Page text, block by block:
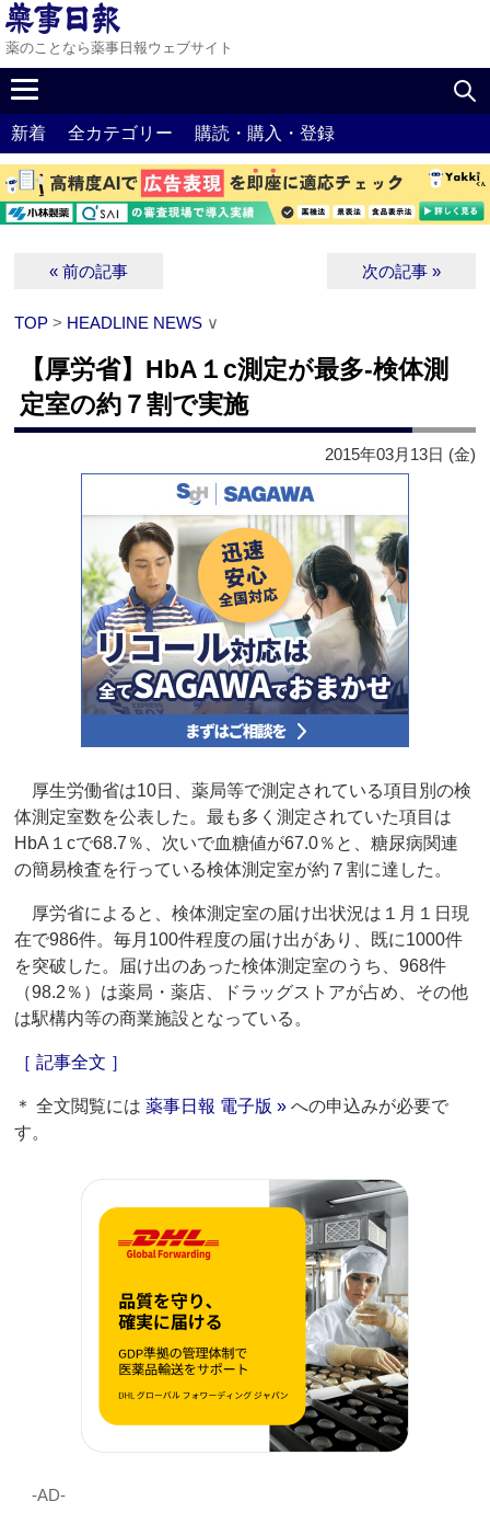
薬のことなら薬事日報ウェブサイト
新着 全カテゴリー 購読・購入・登録
« 前の記事 次の記事 »
TOP > HEADLINE NEWS ∨
【厚労省】HbA１c測定が最多‐検体測
定室の約７割で実施
2015年03月13日 (金)
厚生労働省は10日、薬局等で測定されている項目別の検
体測定室数を公表した。最も多く測定されていた項目は
HbA１cで68.7％、次いで血糖値が67.0％と、糖尿病関連
の簡易検査を行っている検体測定室が約７割に達した。
厚労省によると、検体測定室の届け出状況は１月１日現
在で986件。毎月100件程度の届け出があり、既に1000件
を突破した。届け出のあった検体測定室のうち、968件
（98.2％）は薬局・薬店、ドラッグストアが占め、その他
は駅構内等の商業施設となっている。
［ 記事全文 ］
＊ 全文閲覧には薬事日報 電子版 » への申込みが必要で
す。
‐AD‐